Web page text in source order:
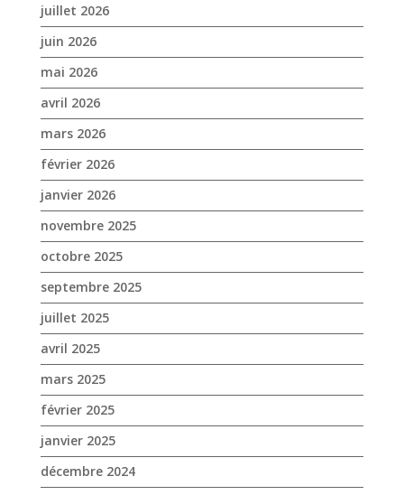
juillet 2026
juin 2026
mai 2026
avril 2026
mars 2026
février 2026
janvier 2026
novembre 2025
octobre 2025
septembre 2025
juillet 2025
avril 2025
mars 2025
février 2025
janvier 2025
décembre 2024